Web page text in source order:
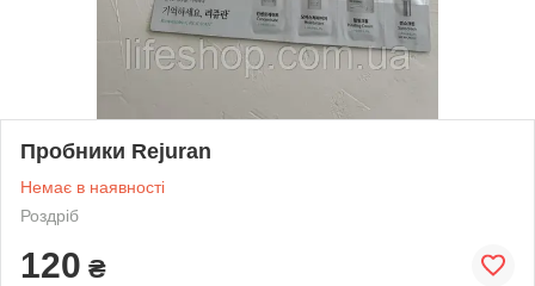
Пробники Rejuran
Немає в наявності
Роздріб
120 ₴